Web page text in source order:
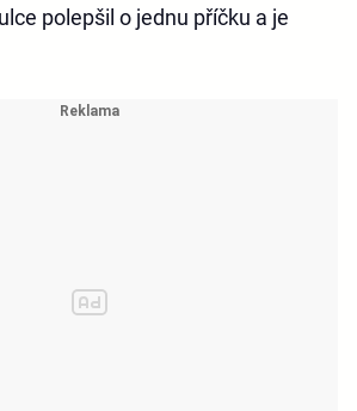
polepšil o jednu příčku a je